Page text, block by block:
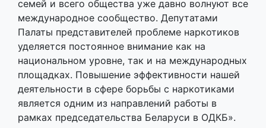
семей и всего общества уже давно волнуют все
международное сообщество. Депутатами
Палаты представителей проблеме наркотиков
уделяется постоянное внимание как на
национальном уровне, так и на международных
площадках. Повышение эффективности нашей
деятельности в сфере борьбы с наркотиками
является одним из направлений работы в
рамках председательства Беларуси в ОДКБ».